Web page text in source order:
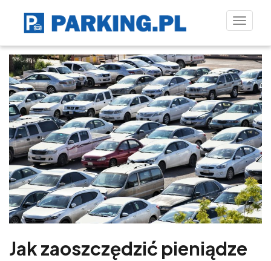
Toggle
Jak zaoszczędzić pieniądze